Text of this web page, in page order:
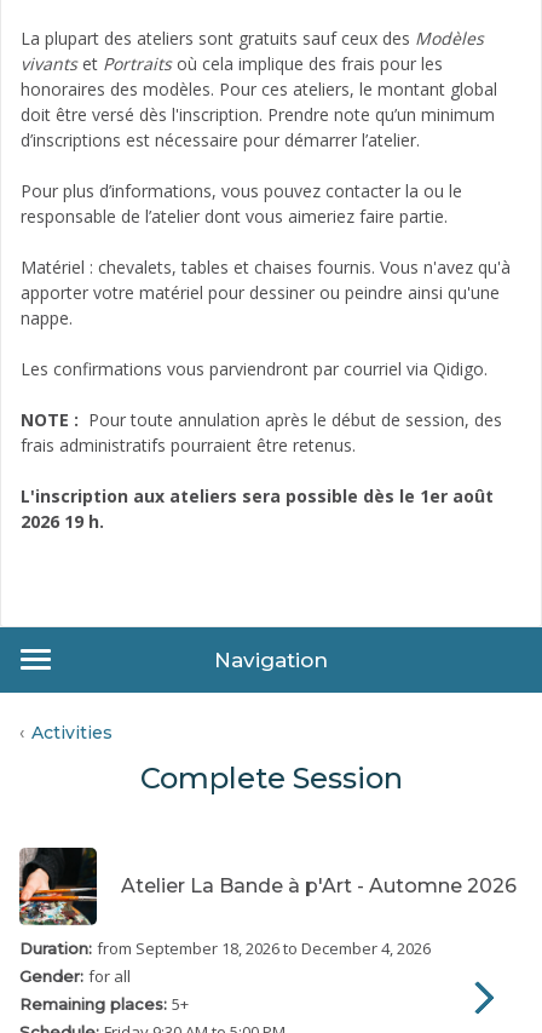
La plupart des ateliers sont gratuits sauf ceux des Modèles
vivantset Portraitsoù cela implique des frais pour les
honoraires des modèles. Pour ces ateliers, le montant global
doit être versé dès l'inscription. Prendre note qu’un minimum
d’inscriptions est nécessaire pour démarrer l’atelier.
Pour plus d’informations, vous pouvez contacter la ou le
responsable de l’atelier dont vous aimeriez faire partie.
Matériel : chevalets, tables et chaises fournis. Vous n'avez qu'à
apporter votre matériel pour dessiner ou peindre ainsi qu'une
nappe.
Les confirmations vous parviendront par courriel via Qidigo.
NOTE : Pour toute annulation après le début de session, des
frais administratifs pourraient être retenus.
L'inscription aux ateliers sera possible dès le 1er août
2026 19 h.
Navigation
Activities
Complete Session
Atelier La Bande à p'Art - Automne 2026
Duration: from September 18, 2026to December 4, 2026
Gender: for all
Remaining places: 5+